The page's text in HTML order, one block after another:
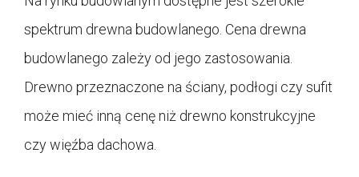
spektrum drewna budowlanego. Cena drewna
budowlanego zależy od jego zastosowania.
Drewno przeznaczone na ściany, podłogi czy sufit
może mieć inną cenę niż drewno konstrukcyjne
czy więźba dachowa.